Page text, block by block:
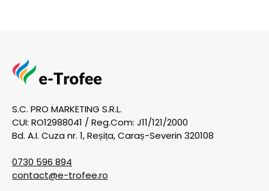
S.C. PRO MARKETING S.R.L.
CUI: RO12988041 / Reg.Com: J11/121/2000
Bd. A.I. Cuza nr. 1, Reșița, Caraș-Severin 320108
0730 596 894
contact@e-trofee.ro